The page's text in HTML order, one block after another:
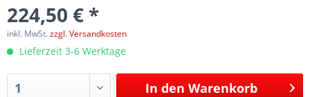
224,50 € *
inkl. MwSt.zzgl. Versandkosten
Lieferzeit 3-6 Werktage
In den Warenkorb